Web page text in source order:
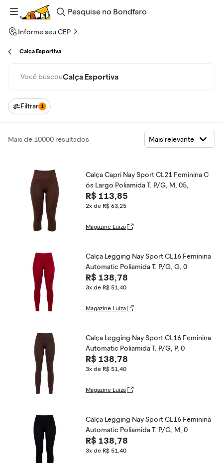
Pesquise
Bondfaro
Informe seu CEP
Calça Esportiva
Você buscouCalça Esportiva
Filtrar 1
Mais de 10000 resultados
Calça Capri Nay Sport CL21 Feminina C
ós Largo Poliamida T. P/G, M, 05,
R$ 113,85
2x de R$ 63,25
Magazine Luiza
Calça Legging Nay Sport CL16 Feminina
Automatic Poliamida T. P/G, G, 0
R$ 138,78
3x de R$ 51,40
Magazine Luiza
Calça Legging Nay Sport CL16 Feminina
Automatic Poliamida T. P/G, P, 0
R$ 138,78
3x de R$ 51,40
Magazine Luiza
Calça Legging Nay Sport CL16 Feminina
Automatic Poliamida T. P/G, M, 0
R$ 138,78
3x de R$ 51,40